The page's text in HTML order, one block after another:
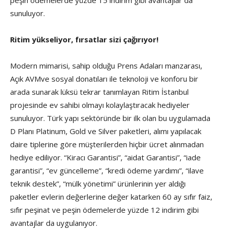
sunuluyor.
Ritim yükseliyor, fırsatlar sizi çağırıyor!
Modern mimarisi, sahip olduğu Prens Adaları manzarası,
Açık AVMve sosyal donatıları ile teknoloji ve konforu bir
arada sunarak lüksü tekrar tanımlayan Ritim İstanbul
projesinde ev sahibi olmayı kolaylaştıracak hediyeler
sunuluyor. Türk yapı sektöründe bir ilk olan bu uygulamada
D Planı Platinum, Gold ve Silver paketleri, alımı yapılacak
daire tiplerine göre müşterilerden hiçbir ücret alınmadan
hediye ediliyor. “Kiracı Garantisi”, “aidat Garantisi”, “iade
garantisi”, “ev güncelleme”, “kredi ödeme yardımı”, “ilave
teknik destek”, “mülk yönetimi” ürünlerinin yer aldığı
paketler evlerin değerlerine değer katarken 60 ay sıfır faiz,
sıfır peşinat ve peşin ödemelerde yüzde 12 indirim gibi
avantajlar da uygulanıyor.